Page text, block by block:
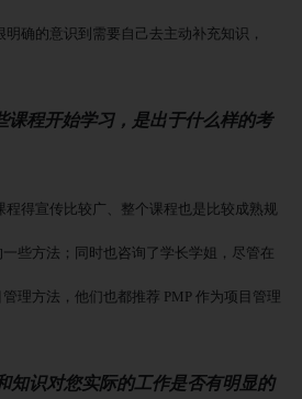
确的意识到需要自己去主动补充知识，
课程开始学习，是出于什么样的考
程得宣传比较广、整个课程也是比较成熟规
些方法；同时也咨询了学长学姐，尽管在
理方法，他们也都推荐 PMP 作为项目管理
知识对您实际的工作是否有明显的